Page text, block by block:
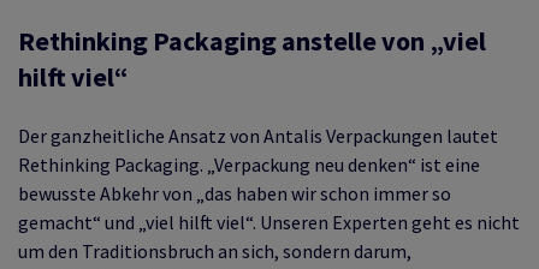
Rethinking Packaging anstelle von „viel
hilft viel“
Der ganzheitliche Ansatz von Antalis Verpackungen lautet
Rethinking Packaging. „Verpackung neu denken“ ist eine
bewusste Abkehr von „das haben wir schon immer so
gemacht“ und „viel hilft viel“. Unseren Experten geht es nicht
um den Traditionsbruch an sich, sondern darum,